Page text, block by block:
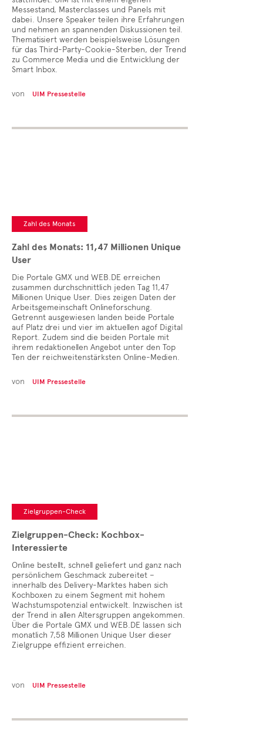
Messestand, Masterclasses und Panels mit
dabei. Unsere Speaker teilen ihre Erfahrungen
und nehmen an spannenden Diskussionen teil.
Thematisiert werden beispielsweise Lösungen
für das Third-Party-Cookie-Sterben, der Trend
zu Commerce Media und die Entwicklung der
Smart Inbox.
von UIM Pressestelle
Zahl des Monats
Zahl des Monats: 11,47 Millionen Unique
User
Die Portale GMX und WEB.DE erreichen
zusammen durchschnittlich jeden Tag 11,47
Millionen Unique User. Dies zeigen Daten der
Arbeitsgemeinschaft Onlineforschung.
Getrennt ausgewiesen landen beide Portale
auf Platz drei und vier im aktuellen agof Digital
Report. Zudem sind die beiden Portale mit
ihrem redaktionellen Angebot unter den Top
Ten der reichweitenstärksten Online-Medien.
von UIM Pressestelle
Zielgruppen-Check
Zielgruppen-Check: Kochbox-
Interessierte
Online bestellt, schnell geliefert und ganz nach
persönlichem Geschmack zubereitet –
innerhalb des Delivery-Marktes haben sich
Kochboxen zu einem Segment mit hohem
Wachstumspotenzial entwickelt. Inzwischen ist
der Trend in allen Altersgruppen angekommen.
Über die Portale GMX und WEB.DE lassen sich
monatlich 7,58 Millionen Unique User dieser
Zielgruppe effizient erreichen.
von UIM Pressestelle